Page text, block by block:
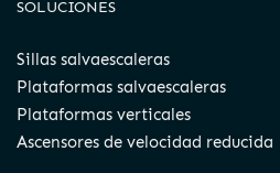
SOLUCIONES
Sillas salvaescaleras
Plataformas salvaescaleras
Plataformas verticales
Ascensores de velocidad reducida